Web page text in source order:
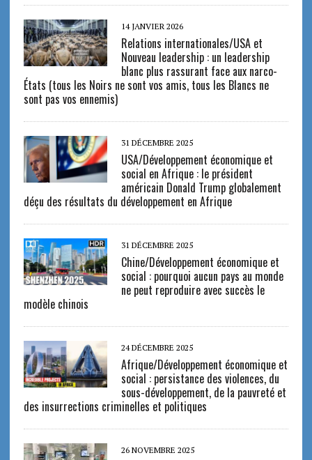
14 JANVIER 2026
Relations internationales/USA et
Nouveau leadership : un leadership
blanc plus rassurant face aux narco-
États (tous les Noirs ne sont vos amis, tous les Blancs ne
sont pas vos ennemis)
31 DÉCEMBRE 2025
USA/Développement économique et
social en Afrique : le président
américain Donald Trump globalement
déçu des résultats du développement en Afrique
31 DÉCEMBRE 2025
Chine/Développement économique et
social : pourquoi aucun pays au monde
ne peut reproduire avec succès le
modèle chinois
24 DÉCEMBRE 2025
Afrique/Développement économique et
social : persistance des violences, du
sous-développement, de la pauvreté et
des insurrections criminelles et politiques
26 NOVEMBRE 2025